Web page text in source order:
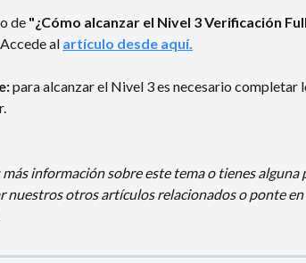
de "¿Cómo alcanzar el Nivel 3 Verificación
al artículo desde aquí.
para alcanzar el Nivel 3 es necesario completar
más información sobre este tema o tienes
nuestros otros artículos relacionados o ponte